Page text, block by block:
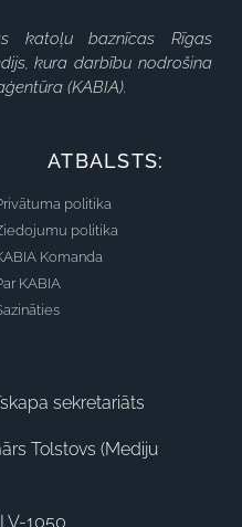
katoļu baznīcas Rīgas
kura darbību nodrošina
(KABIA).
ATBALSTS:
politika
politika
Komanda
KABIA
sekretariāts
Tolstovs (Mediju
1050